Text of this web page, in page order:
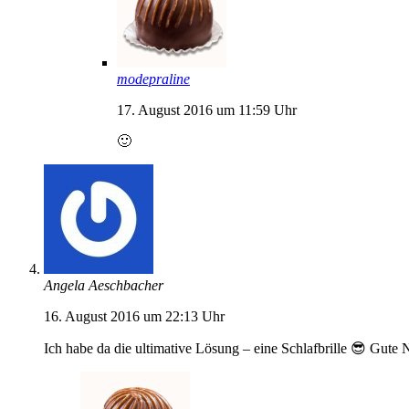
modepraline
17. August 2016 um 11:59 Uhr
🙂
Angela Aeschbacher
16. August 2016 um 22:13 Uhr
Ich habe da die ultimative Lösung – eine Schlafbrille 😎 Gute